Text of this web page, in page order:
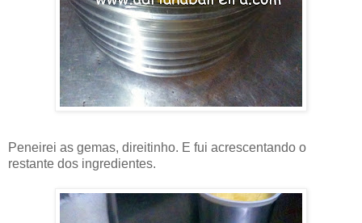
Peneirei as gemas, direitinho. E fui acrescentando o
restante dos ingredientes.